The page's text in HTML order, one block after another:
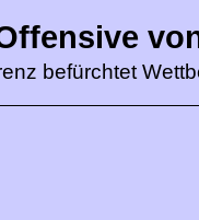
befürchtet